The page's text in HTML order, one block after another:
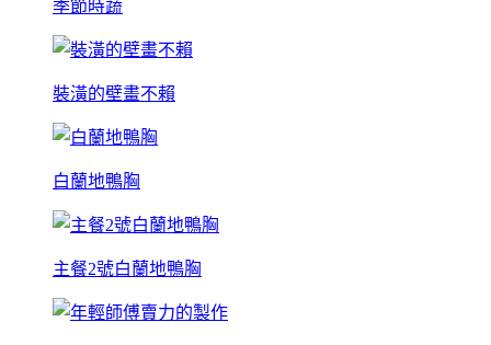
季節時蔬
裝潢的壁畫不賴
白蘭地鴨胸
主餐2號白蘭地鴨胸